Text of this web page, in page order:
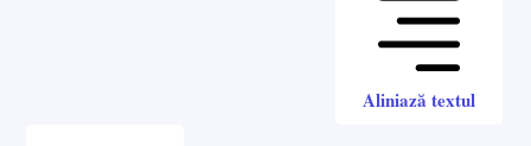
Aliniază textul